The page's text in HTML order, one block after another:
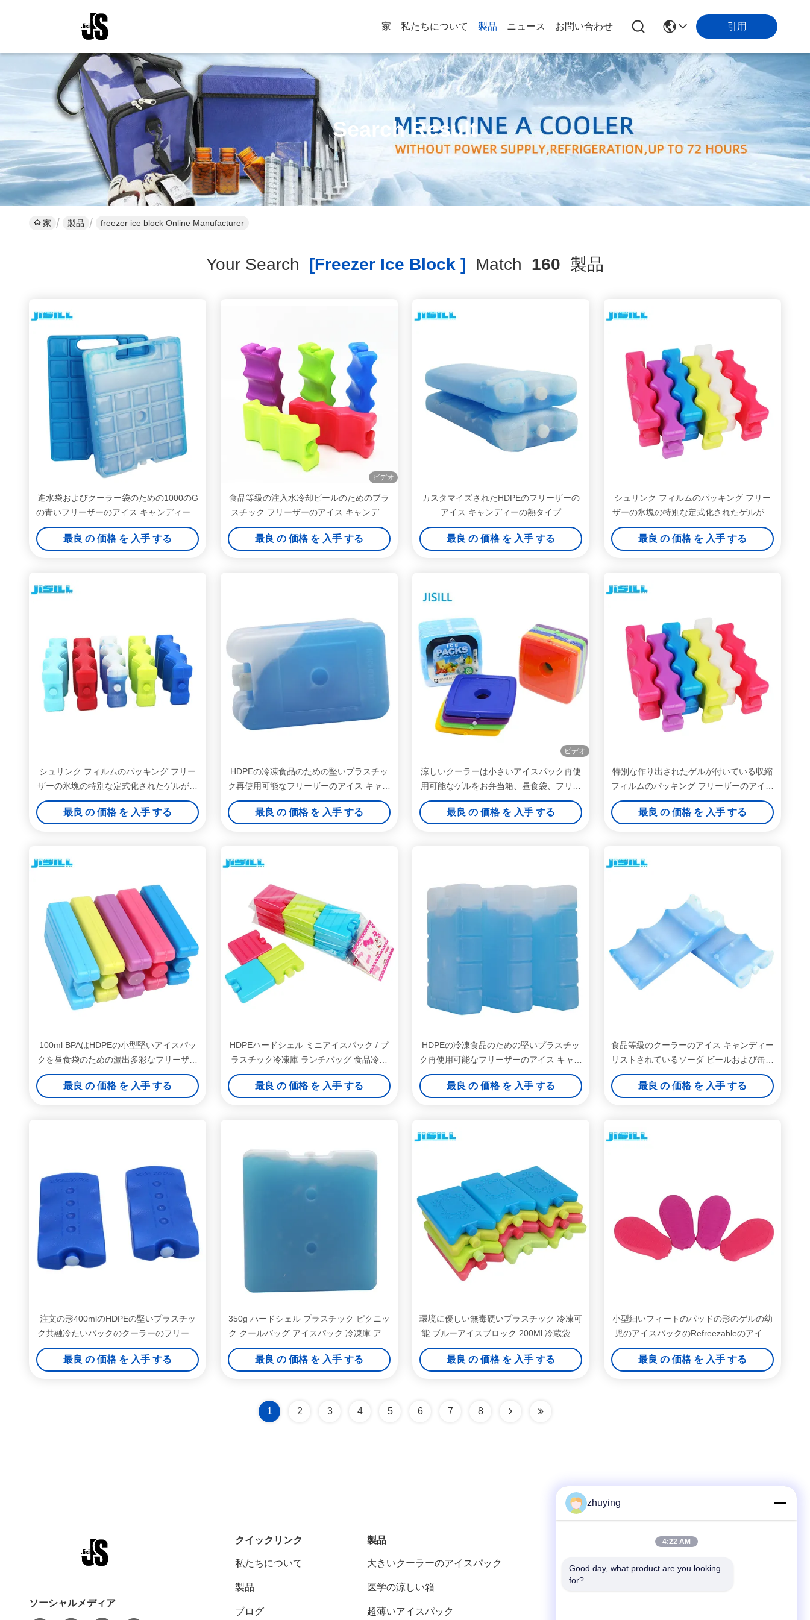
家 私たちについて 製品 ニュース お問い合わせ 引用
Search Result
家 製品 freezer ice block Online Manufacturer
Your Search [freezer Ice Block ] Match 160 製品
進水袋およびクーラー袋のための1000のG
の青いフリーザーのアイス キャンディー容
易な操作適合
最良 の 価格 を 入手 する
ビデオ
食品等級の注入水冷却ビールのためのプラ
スチック フリーザーのアイス キャンディ
ー
最良 の 価格 を 入手 する
カスタマイズされたHDPEのフリーザーの
アイス キャンディーの熱タイプ
21*11.6*3.8 Cmのサイズ
最良 の 価格 を 入手 する
シュリンク フィルムのパッキング フリー
ザーの氷塊の特別な定式化されたゲルが付
いている堅いプラスチック
最良 の 価格 を 入手 する
シュリンク フィルムのパッキング フリー
ザーの氷塊の特別な定式化されたゲルが付
いている堅いプラスチック
最良 の 価格 を 入手 する
HDPEの冷凍食品のための堅いプラスチッ
ク再使用可能なフリーザーのアイス キャン
ディーのクーラー
最良 の 価格 を 入手 する
ビデオ
涼しいクーラーは小さいアイスパック再使
用可能なゲルをお弁当箱、昼食袋、フリー
ザーのアイス キャンディーのための細くす
る
最良 の 価格 を 入手 する
特別な作り出されたゲルが付いている収縮
フィルムのパッキング フリーザーのアイス
キャンディーの堅いプラスチック
最良 の 価格 を 入手 する
100ml BPAはHDPEの小型堅いアイスパッ
クを昼食袋のための漏出多彩なフリーザー
のアイス キャンディー解放しません
最良 の 価格 を 入手 する
HDPEハードシェル ミニアイスパック / プ
ラスチック冷凍庫 ランチバッグ 食品冷凍
庫
最良 の 価格 を 入手 する
HDPEの冷凍食品のための堅いプラスチッ
ク再使用可能なフリーザーのアイス キャン
ディーのクーラー
最良 の 価格 を 入手 する
食品等級のクーラーのアイス キャンディー
リストされているソーダ ビールおよび缶の
FDAのための6パックSGS
最良 の 価格 を 入手 する
注文の形400mlのHDPEの堅いプラスチッ
ク共融冷たいパックのクーラーのフリーザ
ーのアイス キャンディー
最良 の 価格 を 入手 する
350g ハードシェル プラスチック ピクニッ
ク クールバッグ アイスパック 冷凍庫 アイ
スブリック
最良 の 価格 を 入手 する
環境に優しい無毒硬いプラスチック 冷凍可
能 ブルーアイスブロック 200Ml 冷蔵袋 ア
イスパック
最良 の 価格 を 入手 する
小型細いフィートのパッドの形のゲルの幼
児のアイスパックのRefreezableのアイス
キャンディー
最良 の 価格 を 入手 する
1 2 3 4 5 6 7 8
ソーシャルメディア
クイックリンク
私たちについて
製品
ブログ
製品
大きいクーラーのアイスパック
医学の涼しい箱
超薄いアイスパック
クイックコンタクト
テレ
zhuying
4:22 AM
Good day, what product are you looking
for?